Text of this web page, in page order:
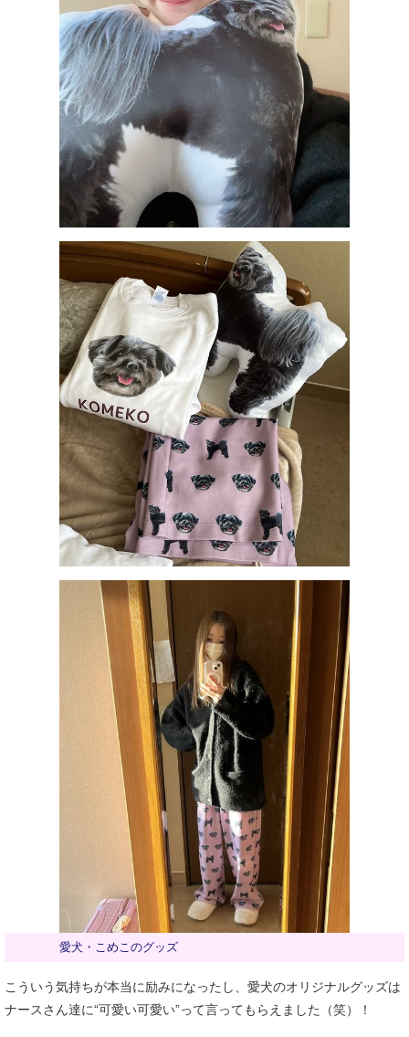
愛犬・こめこのグッズ
こういう気持ちが本当に励みになったし、愛犬のオリジナルグッズは
ナースさん達に“可愛い可愛い”って言ってもらえました（笑）！